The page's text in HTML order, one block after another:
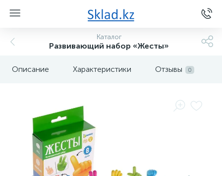
Каталог
Развивающий набор «Жесты»
Описание Характеристики Отзывы 0